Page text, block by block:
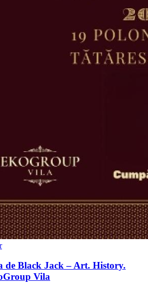
de Black Jack – Art. History.
Vila